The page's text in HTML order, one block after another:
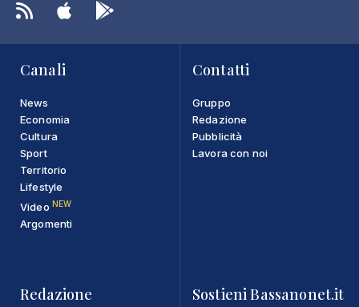
Canali
News
Economia
Cultura
Sport
Territorio
Lifestyle
Video NEW
Argomenti
Contatti
Gruppo
Redazione
Pubblicità
Lavora con noi
Redazione Sostieni Bassanonet.it